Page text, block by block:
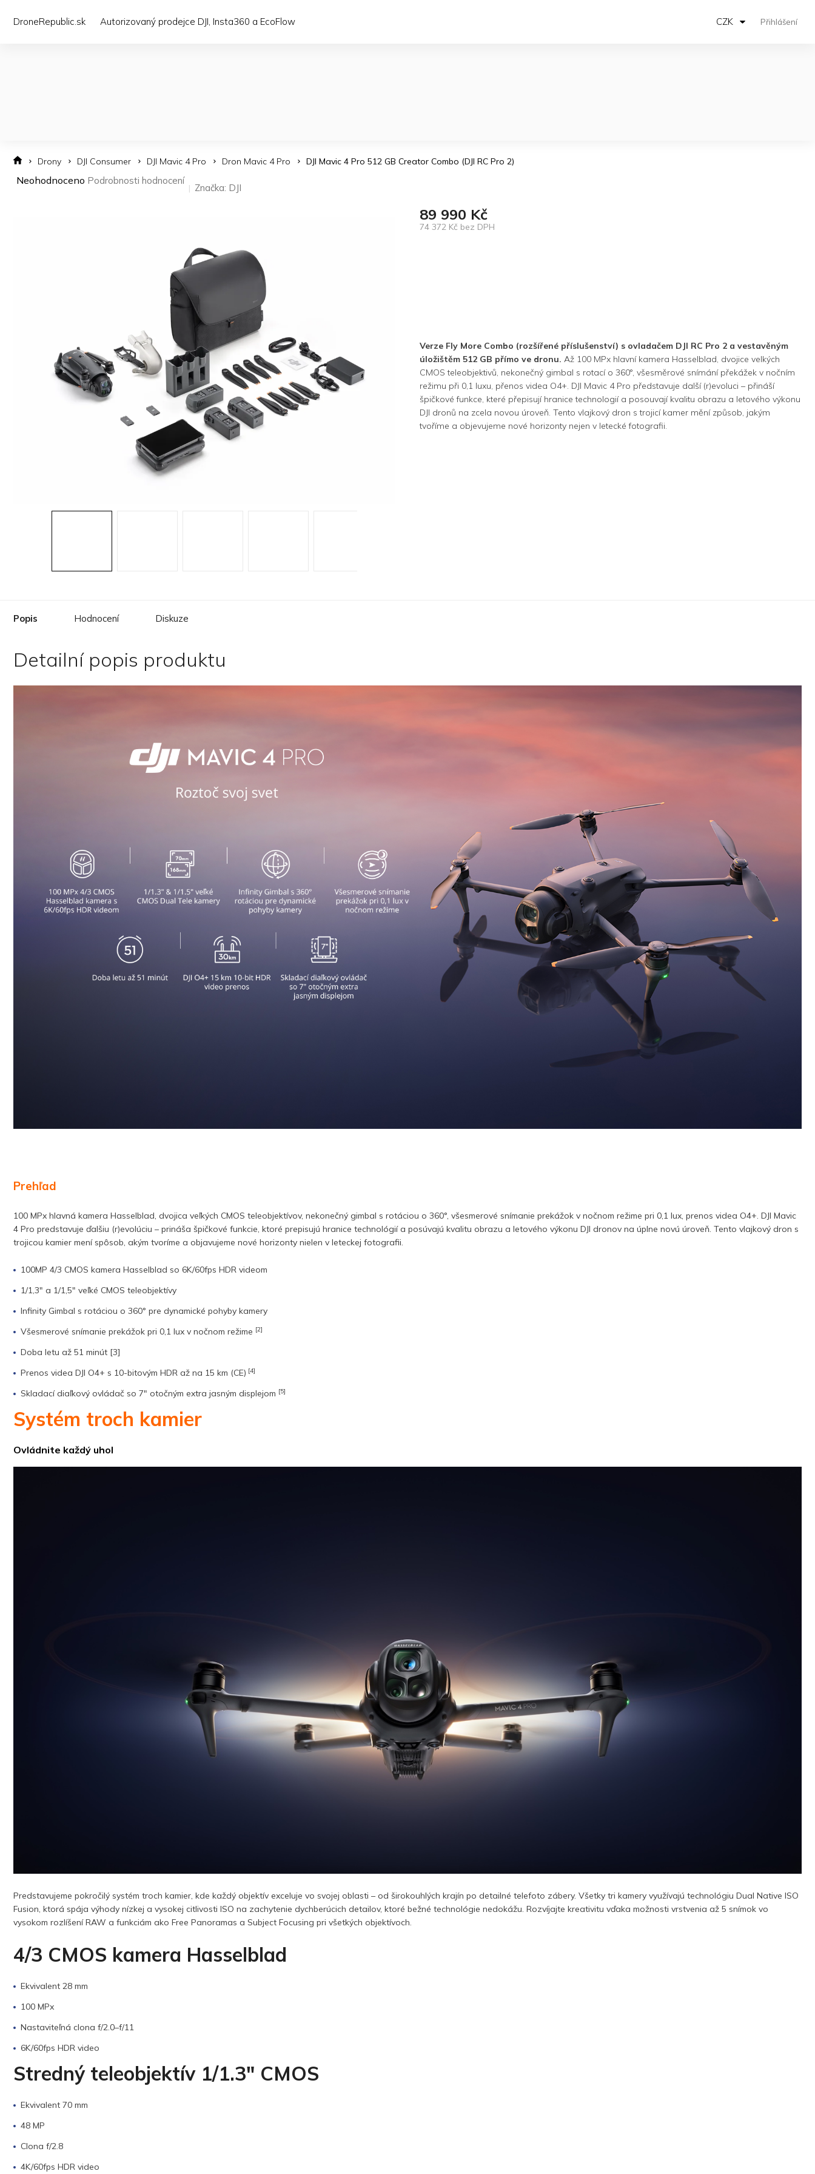
DroneRepublic.sk Autorizovaný prodejce DJI, Insta360 a EcoFlow CZK Přihlášení
Drony DJI Consumer DJI Mavic 4 Pro Dron Mavic 4 Pro DJI Mavic 4 Pro 512 GB Creator Combo (DJI RC Pro 2)
Průměrné
Neohodnoceno Podrobnosti hodnocení
Značka: DJI
89 990 Kč
74 372 Kč bez DPH
Verze Fly More Combo (rozšířené příslušenství) s ovladačem DJI RC Pro 2 a vestavěným
úložištěm 512 GB přímo ve dronu. Až 100 MPx hlavní kamera Hasselblad, dvojice velkých
CMOS teleobjektivů, nekonečný gimbal s rotací o 360°, všesměrové snímání překážek v nočním
režimu při 0,1 luxu, přenos videa O4+. DJI Mavic 4 Pro představuje další (r)evoluci – přináší
špičkové funkce, které přepisují hranice technologií a posouvají kvalitu obrazu a letového výkonu
DJI dronů na zcela novou úroveň. Tento vlajkový dron s trojicí kamer mění způsob, jakým
tvoříme a objevujeme nové horizonty nejen v letecké fotografii.
Popis Hodnocení Diskuze
Detailní popis produktu
Prehľad
100 MPx hlavná kamera Hasselblad, dvojica veľkých CMOS teleobjektívov, nekonečný gimbal s rotáciou o 360°, všesmerové snímanie prekážok v nočnom režime pri 0,1 lux, prenos videa O4+. DJI Mavic
4 Pro predstavuje ďalšiu (r)evolúciu – prináša špičkové funkcie, ktoré prepisujú hranice technológií a posúvajú kvalitu obrazu a letového výkonu DJI dronov na úplne novú úroveň. Tento vlajkový dron s
trojicou kamier mení spôsob, akým tvoríme a objavujeme nové horizonty nielen v leteckej fotografii.
100MP 4/3 CMOS kamera Hasselblad so 6K/60fps HDR videom
1/1,3″ a 1/1,5″ veľké CMOS teleobjektívy
Infinity Gimbal s rotáciou o 360° pre dynamické pohyby kamery
Všesmerové snímanie prekážok pri 0,1 lux v nočnom režime [2]
Doba letu až 51 minút [3]
Prenos videa DJI O4+ s 10-bitovým HDR až na 15 km (CE) [4]
Skladací diaľkový ovládač so 7″ otočným extra jasným displejom [5]
Systém troch kamier
Ovládnite každý uhol
Predstavujeme pokročilý systém troch kamier, kde každý objektív exceluje vo svojej oblasti – od širokouhlých krajín po detailné telefoto zábery. Všetky tri kamery využívajú technológiu Dual Native ISO
Fusion, ktorá spája výhody nízkej a vysokej citlivosti ISO na zachytenie dychberúcich detailov, ktoré bežné technológie nedokážu. Rozvíjajte kreativitu vďaka možnosti vrstvenia až 5 snímok vo
vysokom rozlíšení RAW a funkciám ako Free Panoramas a Subject Focusing pri všetkých objektívoch.
4/3 CMOS kamera Hasselblad
Ekvivalent 28 mm
100 MPx
Nastaviteľná clona f/2.0–f/11
6K/60fps HDR video
Stredný teleobjektív 1/1.3″ CMOS
Ekvivalent 70 mm
48 MP
Clona f/2.8
4K/60fps HDR video